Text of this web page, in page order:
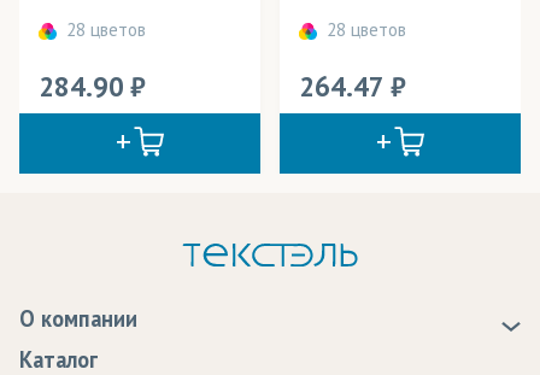
28 цветов
284.90
28 цветов
264.47
О компании
Каталог